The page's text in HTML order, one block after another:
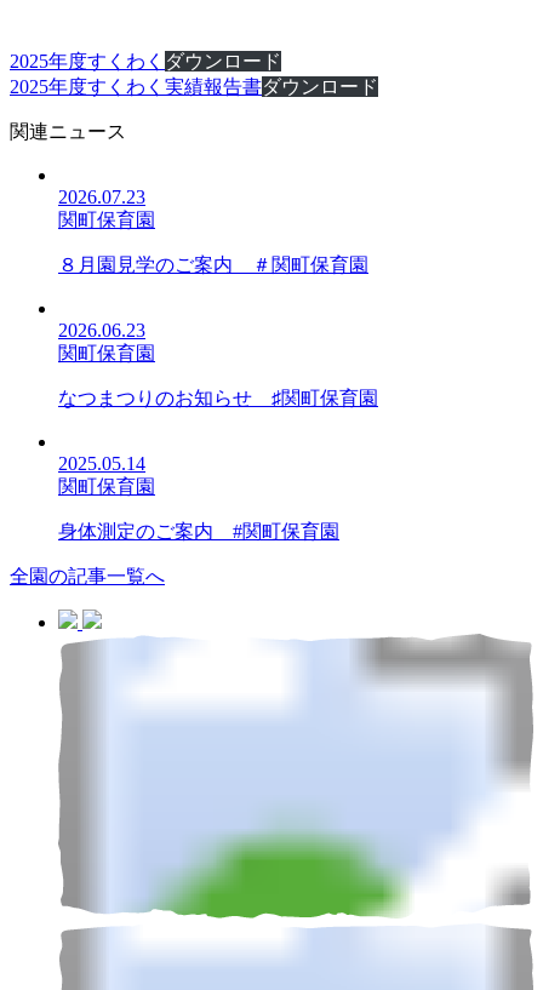
2025年度すくわく ダウンロード
2025年度すくわく実績報告書ダウンロード
関連ニュース
2026.07.23
関町保育園
８月園見学のご案内 ＃関町保育園
2026.06.23
関町保育園
なつまつりのお知らせ ♯関町保育園
2025.05.14
関町保育園
身体測定のご案内 #関町保育園
全園の記事一覧へ